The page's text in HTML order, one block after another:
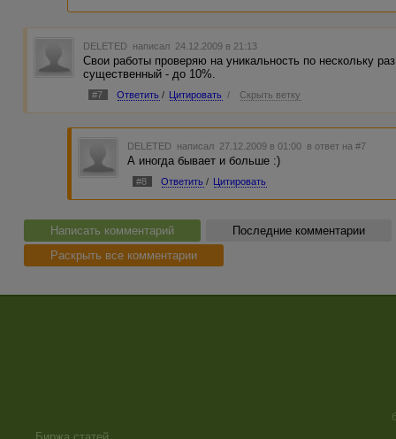
DELETED написал 24.12.2009 в 21:13
Свои работы проверяю на уникальность по нескольку
существенный - до 10%.
#7 Ответить / Цитировать / Скрыть ветку
DELETED написал 27.12.2009 в 01:00 в ответ на #7
А иногда бывает и больше :)
#8 Ответить / Цитировать
Написать комментарий
Последние комментарии
Раскрыть все комментарии